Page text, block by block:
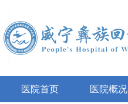
医院首页 医院概况